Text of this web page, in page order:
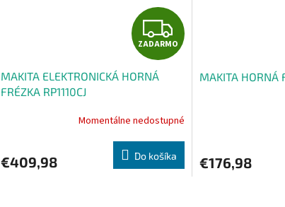
Z
A
A
R
M
ZADARMO
MAKITA ELEKTRONICKÁ HORNÁ
FRÉZKA RP1110CJ
Momentálne nedostupné
€409,98 Do košíka
MAKITA HORNÁ
€176,98